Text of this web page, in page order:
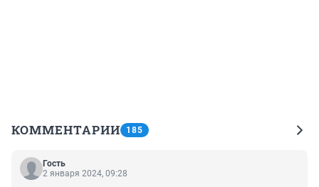
КОММЕНТАРИИ 185
Гость
2 января 2024, 09:28